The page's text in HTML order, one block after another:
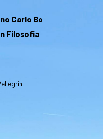
Carlo Bo
Filosofia